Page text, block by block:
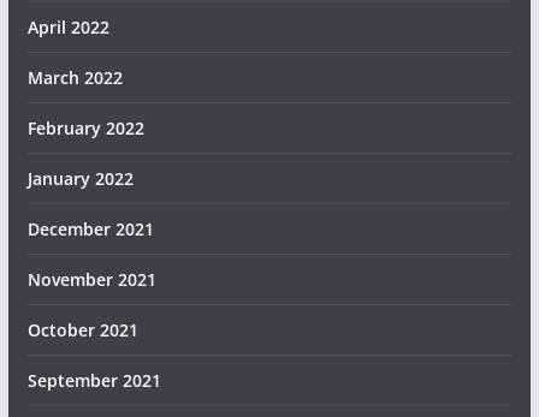
April 2022
March 2022
February 2022
January 2022
December 2021
November 2021
October 2021
September 2021